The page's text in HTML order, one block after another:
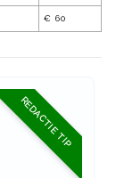
€ 60
REDACTIE TIP